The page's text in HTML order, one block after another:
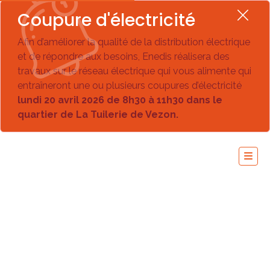
Coupure d'électricité
Afin d’améliorer la qualité de la distribution électrique
et de répondre aux besoins, Enedis réalisera des
travaux sur le réseau électrique qui vous alimente qui
entraîneront une ou plusieurs coupures d’électricité
lundi 20 avril 2026 de 8h30 à 11h30 dans le
quartier de La Tuilerie de Vezon.